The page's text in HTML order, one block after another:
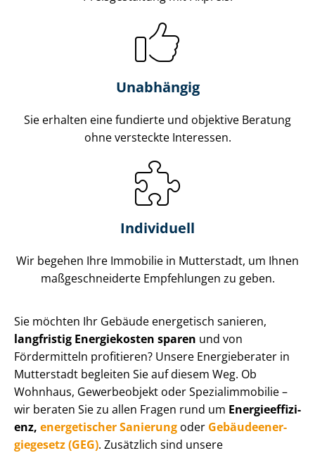
Unabhängig
Sie erhalten eine fundierte und objektive Beratung
ohne versteckte Interessen.
Individuell
Wir begehen Ihre Immobilie in Mutterstadt, um Ihnen
maß­ge­schnei­der­te Empfehlungen zu geben.
Sie möchten Ihr Gebäude energetisch sanieren,
langfristig Energiekosten sparen und von
Fördermitteln profitieren? Unsere Energieberater in
Mutterstadt begleiten Sie auf diesem Weg. Ob
Wohnhaus, Gewerbeobjekt oder Spe­zi­al­im­mo­bi­lie –
wir beraten Sie zu allen Fragen rund um En­er­gie­ef­fi­zi­
enz, energetischer Sanierung oder Ge­bäu­de­en­er­
gie­ge­setz (GEG). Zusätzlich sind unsere